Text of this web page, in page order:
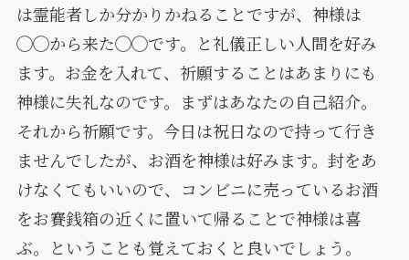
は霊能者しか分かりかねることですが、神様は
◯◯から来た◯◯です。と礼儀正しい人間を好み
ます。お金を入れて、祈願することはあまりにも
神様に失礼なのです。まずはあなたの自己紹介。
それから祈願です。今日は祝日なので持って行き
ませんでしたが、お酒を神様は好みます。封をあ
けなくてもいいので、コンビニに売っているお酒
をお賽銭箱の近くに置いて帰ることで神様は喜
ぶ。ということも覚えておくと良いでしょう。